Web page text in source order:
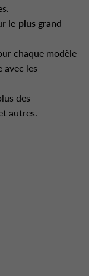
le plus grand
chaque modèle
avec les
des
autres.